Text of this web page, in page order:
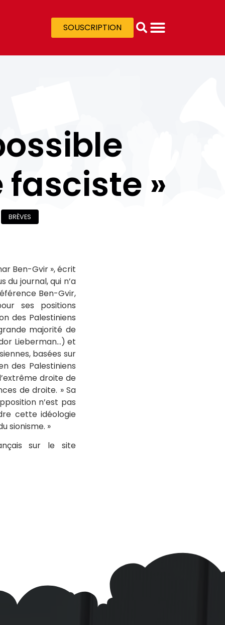
SOUSCRIPTION
fasciste »
BRÈVES
Ben-Gvir », écrit
du journal, qui n’a
Ben-Gvir,
ses positions
des Palestiniens
majorité de
Lieberman…) et
basées sur
des Palestiniens
droite de
de droite. » Sa
n’est pas
cette idéologie
sionisme. »
sur le site